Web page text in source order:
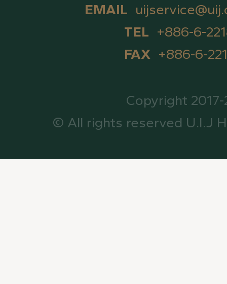
EMAIL
TEL +886-6-
FAX +886-6-
Copyright
© All rights reserved U.I.J